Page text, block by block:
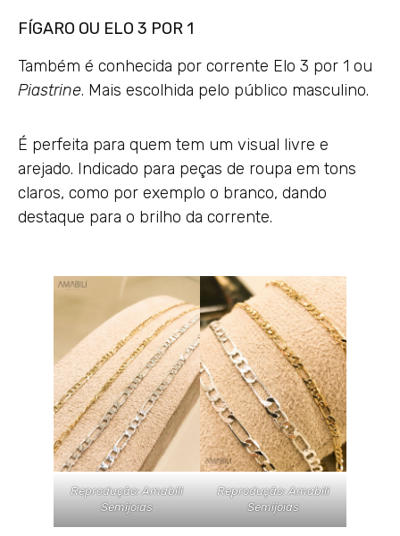
FÍGARO OU ELO 3 POR 1
Também é conhecida por corrente Elo 3 por 1 ou
Piastrine. Mais escolhida pelo público masculino.
É perfeita para quem tem um visual livre e
arejado. Indicado para peças de roupa em tons
claros, como por exemplo o branco, dando
destaque para o brilho da corrente.
Reprodução: Amabili
Semijoias
Reprodução: Amabili
Semijoias